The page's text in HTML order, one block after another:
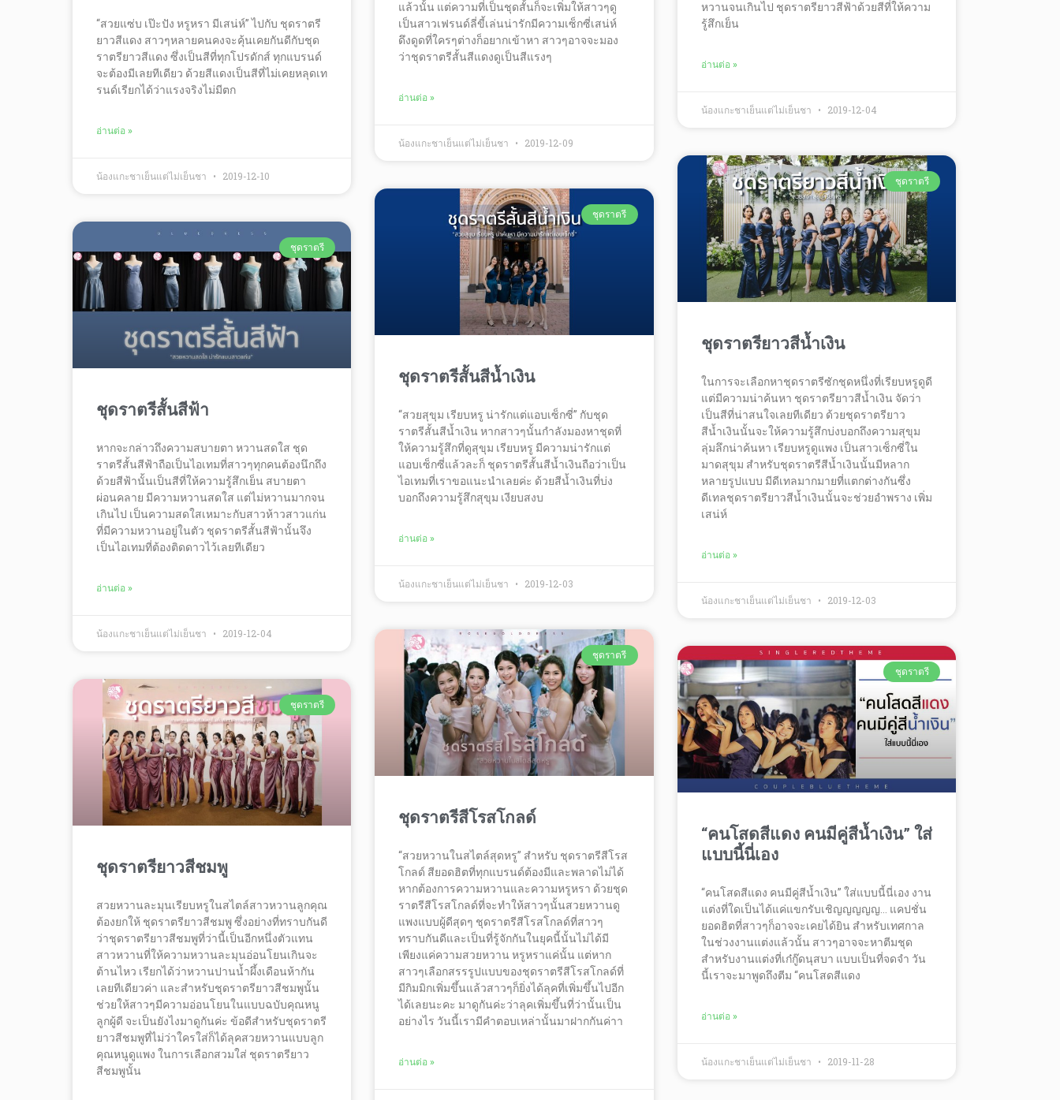
“สวยแซ่บ เป๊ะปัง หรูหรา มีเสน่ห์” ไปกับ ชุดราตรี
ยาวสีแดง สาวๆหลายคนคงจะคุ้นเคยกันดีกับชุด
ราตรียาวสีแดง ซึ่งเป็นสีที่ทุกโปรดักส์ ทุกแบรนด์
จะต้องมีเลยทีเดียว ด้วยสีแดงเป็นสีที่ไม่เคยหลุดเท
รนด์เรียกได้ว่าแรงจริงไม่มีตก
อ่านต่อ »
น้องแกะชาเย็นแต่ไม่เย็นชา 2019-12-10
แล้วนั้น แต่ความที่เป็นชุดสั้นก็จะเพิ่มให้สาวๆดู
เป็นสาวเฟรนด์ลี่ขี้เล่นน่ารักมีความเซ็กซี่เสน่ห์
ดึงดูดที่ใครๆต่างก็อยากเข้าหา สาวๆอาจจะมอง
ว่าชุดราตรีสั้นสีแดงดูเป็นสีแรงๆ
อ่านต่อ »
น้องแกะชาเย็นแต่ไม่เย็นชา 2019-12-09
หวานจนเกินไป ชุดราตรียาวสีฟ้าด้วยสีที่ให้ความ
รู้สึกเย็น
อ่านต่อ »
น้องแกะชาเย็นแต่ไม่เย็นชา 2019-12-04
ชุดราตรี
ชุดราตรีสั้นสีฟ้า
หากจะกล่าวถึงความสบายตา หวานสดใส ชุด
ราตรีสั้นสีฟ้าถือเป็นไอเทมที่สาวๆทุกคนต้องนึกถึง
ด้วยสีฟ้านั้นเป็นสีที่ให้ความรู้สึกเย็น สบายตา
ผ่อนคลาย มีความหวานสดใส แต่ไม่หวานมากจน
เกินไป เป็นความสดใสเหมาะกับสาวห้าวสาวแก่น
ที่มีความหวานอยู่ในตัว ชุดราตรีสั้นสีฟ้านั้นจึง
เป็นไอเทมที่ต้องติดดาวไว้เลยทีเดียว
อ่านต่อ »
น้องแกะชาเย็นแต่ไม่เย็นชา 2019-12-04
ชุดราตรี
ชุดราตรีสั้นสีน้ำเงิน
“สวยสุขุม เรียบหรู น่ารักแต่แอบเซ็กซี่” กับชุด
ราตรีสั้นสีน้ำเงิน หากสาวๆนั้นกำลังมองหาชุดที่
ให้ความรู้สึกที่ดูสุขุม เรียบหรู มีความน่ารักแต่
แอบเซ็กซี่แล้วละก็ ชุดราตรีสั้นสีน้ำเงินถือว่าเป็น
ไอเทมที่เราขอแนะนำเลยค่ะ ด้วยสีน้ำเงินที่บ่ง
บอกถึงความรู้สึกสุขุม เงียบสงบ
อ่านต่อ »
น้องแกะชาเย็นแต่ไม่เย็นชา 2019-12-03
ชุดราตรี
ชุดราตรียาวสีน้ำเงิน
ในการจะเลือกหาชุดราตรีซักชุดหนึ่งที่เรียบหรูดูดี
แต่มีความน่าค้นหา ชุดราตรียาวสีน้ำเงิน จัดว่า
เป็นสีที่น่าสนใจเลยทีเดียว ด้วยชุดราตรียาว
สีน้ำเงินนั้นจะให้ความรู้สึกบ่งบอกถึงความสุขุม
ลุ่มลึกน่าค้นหา เรียบหรูดูแพง เป็นสาวเซ็กซี่ใน
มาดสุขุม สำหรับชุดราตรีสีน้ำเงินนั้นมีหลาก
หลายรูปแบบ มีดีเทลมากมายที่แตกต่างกันซึ่ง
ดีเทลชุดราตรียาวสีน้ำเงินนั้นจะช่วยอำพราง เพิ่ม
เสน่ห์
อ่านต่อ »
น้องแกะชาเย็นแต่ไม่เย็นชา 2019-12-03
ชุดราตรี
ชุดราตรียาวสีชมพู
สวยหวานละมุนเรียบหรูในสไตล์สาวหวานลูกคุณ
ต้องยกให้ ชุดราตรียาวสีชมพู ซึ่งอย่างที่ทราบกันดี
ว่าชุดราตรียาวสีชมพูที่ว่านี้เป็นอีกหนึ่งตัวแทน
สาวหวานที่ให้ความหวานละมุนอ่อนโยนเกินจะ
ต้านไหว เรียกได้ว่าหวานปานน้ำผึ้งเดือนห้ากัน
เลยทีเดียวค่า และสำหรับชุดราตรียาวสีชมพูนั้น
ช่วยให้สาวๆมีความอ่อนโยนในแบบฉบับคุณหนู
ลูกผู้ดี จะเป็นยังไงมาดูกันค่ะ ข้อดีสำหรับชุดราตรี
ยาวสีชมพูที่ไม่ว่าใครใส่ก็ได้ลุคสวยหวานแบบลูก
คุณหนูดูแพง ในการเลือกสวมใส่ ชุดราตรียาว
สีชมพูนั้น
ชุดราตรี
ชุดราตรีสีโรสโกลด์
“สวยหวานในสไตล์สุดหรู” สำหรับ ชุดราตรีสีโรส
โกลด์ สียอดฮิตที่ทุกแบรนด์ต้องมีและพลาดไม่ได้
หากต้องการความหวานและความหรูหรา ด้วยชุด
ราตรีสีโรสโกลด์ที่จะทำให้สาวๆนั้นสวยหวานดู
แพงแบบผู้ดีสุดๆ ชุดราตรีสีโรสโกลด์ที่สาวๆ
ทราบกันดีและเป็นที่รู้จักกันในยุคนี้นั้นไม่ได้มี
เพียงแค่ความสวยหวาน หรูหราแค่นั้น แต่หาก
สาวๆเลือกสรรรูปแบบของชุดราตรีสีโรสโกลด์ที่
มีกิมมิกเพิ่มขึ้นแล้วสาวๆก็ยิ่งได้ลุคที่เพิ่มขึ้นไปอีก
ได้เลยนะคะ มาดูกันค่ะว่าลุคเพิ่มขึ้นที่ว่านั้นเป็น
อย่างไร วันนี้เรามีคำตอบเหล่านั้นมาฝากกันค่าา
อ่านต่อ »
ชุดราตรี
“คนโสดสีแดง คนมีคู่สีน้ำเงิน” ใส่
แบบนี้นี่เอง
“คนโสดสีแดง คนมีคู่สีน้ำเงิน” ใส่แบบนี้นี่เอง งาน
แต่งที่ใดเป็นได้แค่แขกรับเชิญญญญญ… แคปชั่น
ยอดฮิตที่สาวๆก็อาจจะเคยได้ยิน สำหรับเทศกาล
ในช่วงงานแต่งแล้วนั้น สาวๆอาจจะหาตีมชุด
สำหรับงานแต่งที่เก๋กู๊ดนุสบา แบบเป็นที่จดจำ วัน
นี้เราจะมาพูดถึงตีม “คนโสดสีแดง
อ่านต่อ »
น้องแกะชาเย็นแต่ไม่เย็นชา 2019-11-28